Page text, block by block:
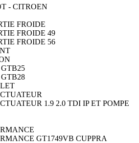
- CITROEN
FROIDE
FROIDE 49
FROIDE 56
1.9 2.0 TDI IP ET POMPE
GT1749VB CUPPRA